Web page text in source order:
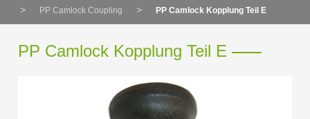
PP Camlock Coupling
PP Camlock Kopplung Teil E
PP Camlock Kopplung Teil E